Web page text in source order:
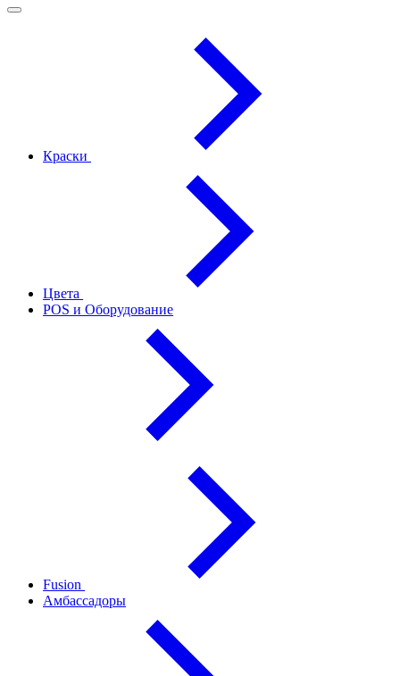
Краски
Цвета
POS и Оборудование
Fusion
Амбассадоры